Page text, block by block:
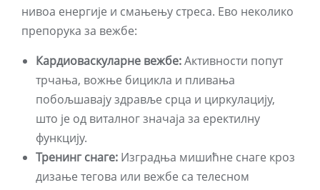
нивоа енергије и смањењу стреса. Ево неколико
препорука за вежбе:
Кардиоваскуларне вежбе:Активности попут
трчања, вожње бицикла и пливања
побољшавају здравље срца и циркулацију,
што је од виталног значаја за еректилну
функцију.
Тренинг снаге: Изградња мишићне снаге кроз
дизање тегова или вежбе са телесном